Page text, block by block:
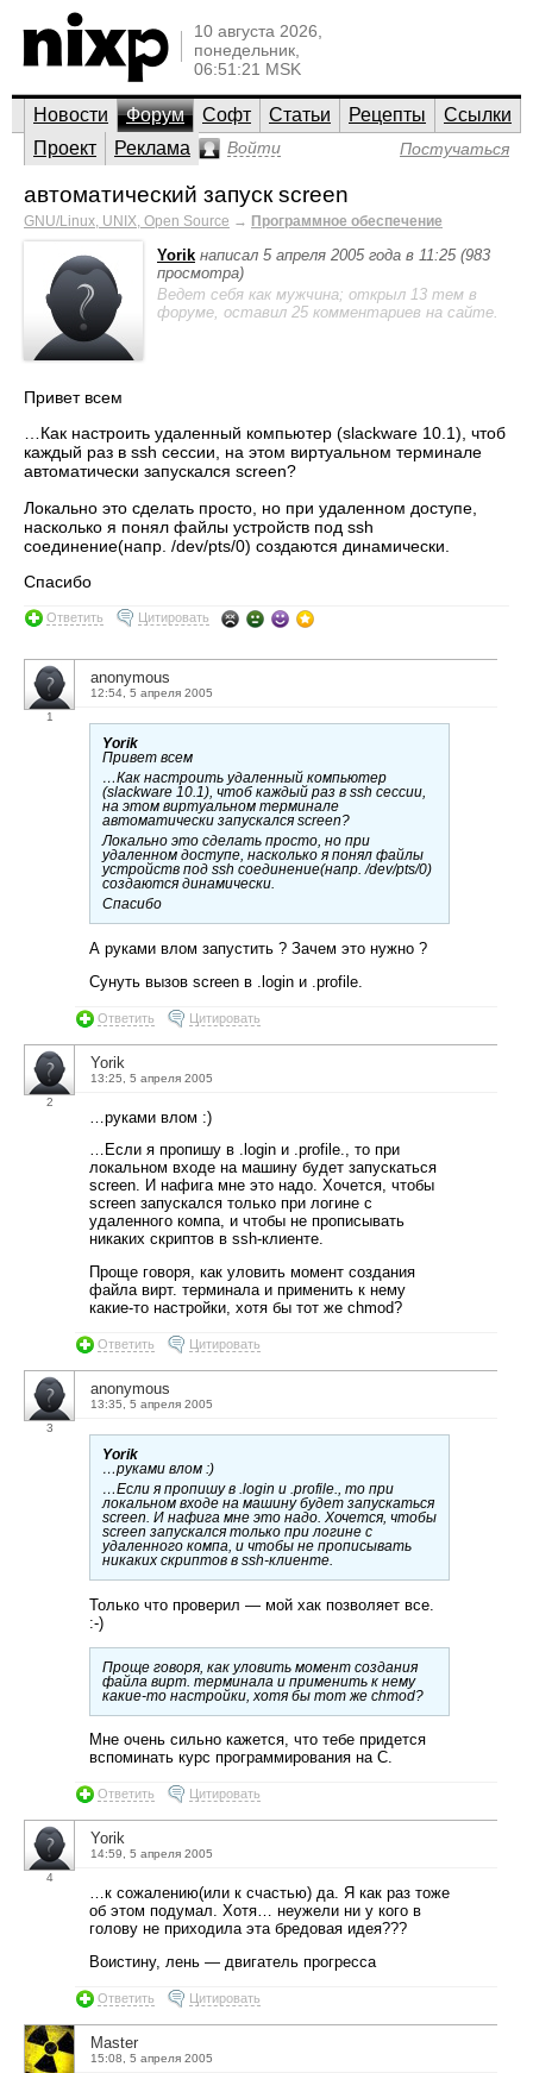
10 августа 2026,
понедельник,
06:51:21 MSK
Новости Форум Софт Статьи Рецепты
Ссылки
Проект
Реклама Войти Постучаться
автоматический запуск screen
GNU/Linux, UNIX, Open Source → Программное обеспечение
Yorik написал 5 апреля 2005 года в 11:25 (983
просмотра)
Ведет себя как мужчина; открыл 13 тем в
форуме, оставил 25 комментариев на сайте.
Привет всем
…Как настроить удаленный компьютер (slackware 10.1), чтоб
каждый раз в ssh сессии, на этом виртуальном терминале
автоматически запускался screen?
Локально это сделать просто, но при удаленном доступе,
насколько я понял файлы устройств под ssh
соединение(напр. /dev/pts/0) создаются динамически.
Спасибо
Ответить Цитировать
1
anonymous
12:54, 5 апреля 2005
Yorik
Привет всем
…Как настроить удаленный компьютер
(slackware 10.1), чтоб каждый раз в ssh сессии,
на этом виртуальном терминале
автоматически запускался screen?
Локально это сделать просто, но при
удаленном доступе, насколько я понял файлы
устройств под ssh соединение(напр. /dev/pts/0)
создаются динамически.
Спасибо
А руками влом запустить ? Зачем это нужно ?
Сунуть вызов screen в .login и .profile.
Ответить Цитировать
2
Yorik
13:25, 5 апреля 2005
…руками влом :)
…Если я пропишу в .login и .profile., то при
локальном входе на машину будет запускаться
screen. И нафига мне это надо. Хочется, чтобы
screen запускался только при логине с
удаленного компа, и чтобы не прописывать
никаких скриптов в ssh-клиенте.
Проще говоря, как уловить момент создания
файла вирт. терминала и применить к нему
какие-то настройки, хотя бы тот же chmod?
Ответить Цитировать
3
anonymous
13:35, 5 апреля 2005
Yorik
…руками влом :)
…Если я пропишу в .login и .profile., то при
локальном входе на машину будет запускаться
screen. И нафига мне это надо. Хочется, чтобы
screen запускался только при логине с
удаленного компа, и чтобы не прописывать
никаких скриптов в ssh-клиенте.
Только что проверил — мой хак позволяет все.
:-)
Проще говоря, как уловить момент создания
файла вирт. терминала и применить к нему
какие-то настройки, хотя бы тот же chmod?
Мне очень сильно кажется, что тебе придется
вспоминать курс программирования на C.
Ответить Цитировать
4
Yorik
14:59, 5 апреля 2005
…к сожалению(или к счастью) да. Я как раз тоже
об этом подумал. Хотя… неужели ни у кого в
голову не приходила эта бредовая идея???
Воистину, лень — двигатель прогресса
Ответить Цитировать
Master
15:08, 5 апреля 2005